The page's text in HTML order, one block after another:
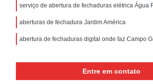
serviço de abertura de fechaduras elétrica Água
aberturas de fechadura Jardim América
abertura de fechaduras digital onde faz Campo
Entre em contato